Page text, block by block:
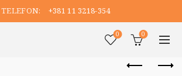
TELEFON: +381 11 3218-354
0 0